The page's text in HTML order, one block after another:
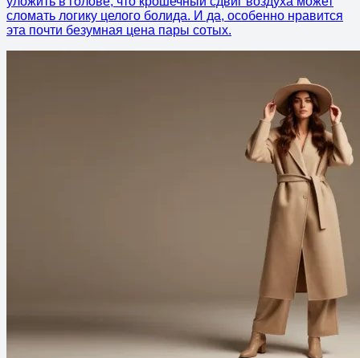
сломать логику целого болида. И да, особенно нравится
эта почти безумная цена пары сотых.